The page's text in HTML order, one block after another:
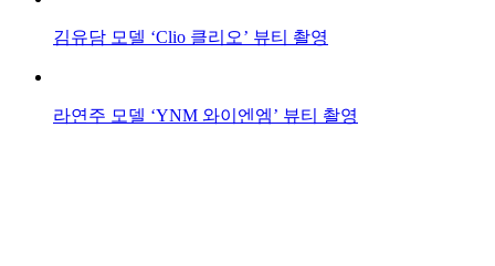
김유담 모델 ‘Clio 클리오’ 뷰티 촬영
라연주 모델 ‘YNM 와이엔엠’ 뷰티 촬영